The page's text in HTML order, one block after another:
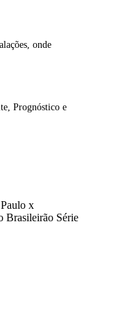
onde
Prognóstico e
x
Brasileirão Série